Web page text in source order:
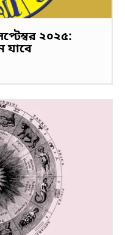
২০২৫:
যাবে